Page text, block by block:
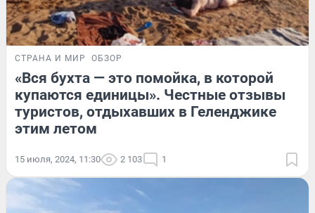
СТРАНА И МИР ОБЗОР
«Вся бухта — это помойка, в которой
купаются единицы». Честные отзывы
туристов, отдыхавших в Геленджике
этим летом
15 июля, 2024, 11:30 2 103 1